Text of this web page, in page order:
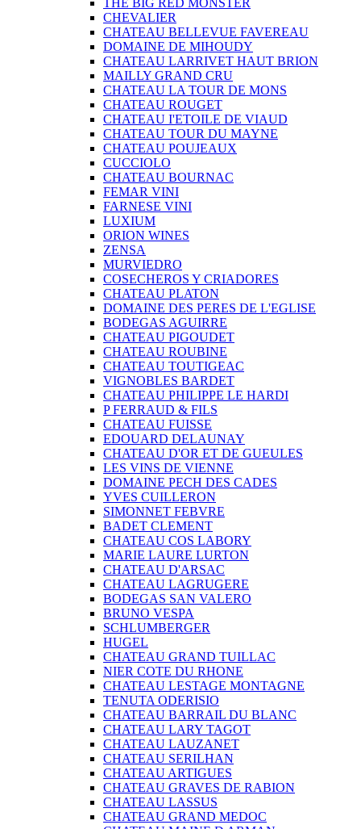
THE BIG RED MONSTER
CHEVALIER
CHATEAU BELLEVUE FAVEREAU
DOMAINE DE MIHOUDY
CHATEAU LARRIVET HAUT BRION
MAILLY GRAND CRU
CHATEAU LA TOUR DE MONS
CHATEAU ROUGET
CHATEAU I'ETOILE DE VIAUD
CHATEAU TOUR DU MAYNE
CHATEAU POUJEAUX
CUCCIOLO
CHATEAU BOURNAC
FEMAR VINI
FARNESE VINI
LUXIUM
ORION WINES
ZENSA
MURVIEDRO
COSECHEROS Y CRIADORES
CHATEAU PLATON
DOMAINE DES PERES DE L'EGLISE
BODEGAS AGUIRRE
CHATEAU PIGOUDET
CHATEAU ROUBINE
CHATEAU TOUTIGEAC
VIGNOBLES BARDET
CHATEAU PHILIPPE LE HARDI
P FERRAUD & FILS
CHATEAU FUISSE
EDOUARD DELAUNAY
CHATEAU D'OR ET DE GUEULES
LES VINS DE VIENNE
DOMAINE PECH DES CADES
YVES CUILLERON
SIMONNET FEBVRE
BADET CLEMENT
CHATEAU COS LABORY
MARIE LAURE LURTON
CHATEAU D'ARSAC
CHATEAU LAGRUGERE
BODEGAS SAN VALERO
BRUNO VESPA
SCHLUMBERGER
HUGEL
CHATEAU GRAND TUILLAC
NIER COTE DU RHONE
CHATEAU LESTAGE MONTAGNE
TENUTA ODERISIO
CHATEAU BARRAIL DU BLANC
CHATEAU LARY TAGOT
CHATEAU LAUZANET
CHATEAU SERILHAN
CHATEAU ARTIGUES
CHATEAU GRAVES DE RABION
CHATEAU LASSUS
CHATEAU GRAND MEDOC